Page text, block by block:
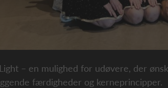
– en mulighed for udøvere, der
færdigheder og kerneprincipper.